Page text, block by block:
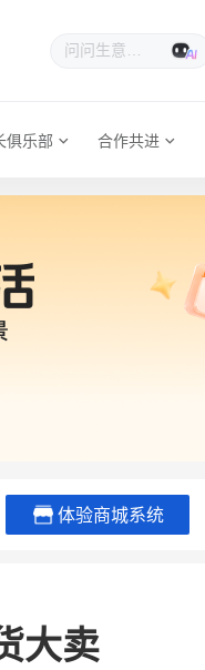
俱乐部 合作共进
体验商城系统
大卖
万
200